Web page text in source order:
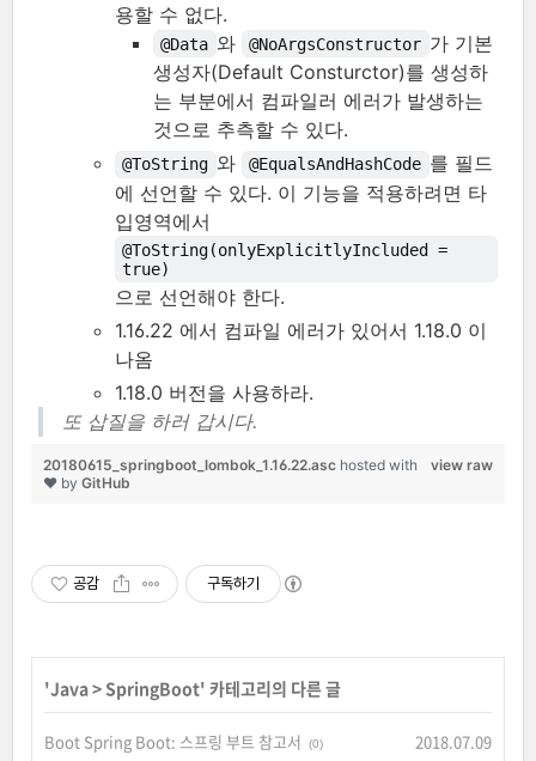
용할 수 없다.
@Data 와 @NoArgsConstructor 가 기본
생성자(Default Consturctor)를 생성하
는 부분에서 컴파일러 에러가 발생하는
것으로 추측할 수 있다.
@ToString 와 @EqualsAndHashCode 를 필드
에 선언할 수 있다. 이 기능을 적용하려면 타
입영역에서
@ToString(onlyExplicitlyIncluded =
true)
으로 선언해야 한다.
1.16.22 에서 컴파일 에러가 있어서 1.18.0 이
나옴
1.18.0 버전을 사용하라.
또 삽질을 하러 갑시다.
view raw
20180615_springboot_lombok_1.16.22.asc hosted with
❤ by GitHub
공감 구독하기
'Java> SpringBoot' 카테고리의 다른 글
Boot Spring Boot: 스프링 부트 참고서 (0)
2018.07.09